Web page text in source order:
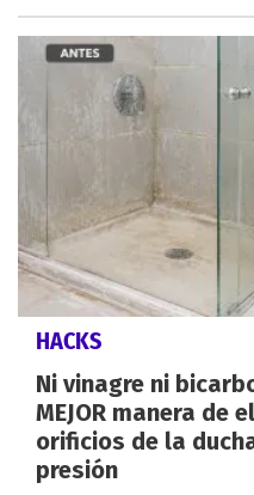
HACKS
Ni vinagre ni
MEJOR manera de
orificios de la
presión